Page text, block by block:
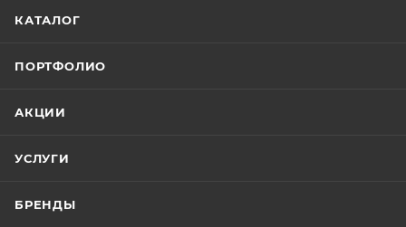
КАТАЛОГ
ПОРТФОЛИО
АКЦИИ
УСЛУГИ
БРЕНДЫ